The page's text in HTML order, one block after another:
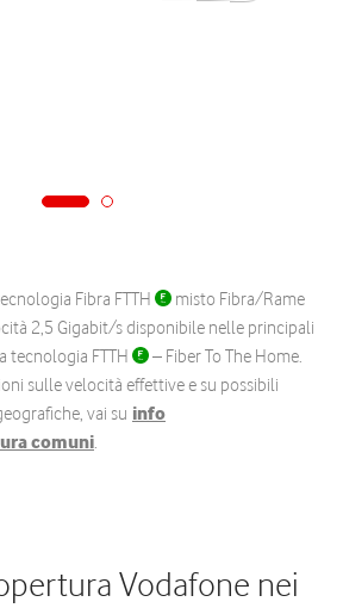
Fibra FTTH
misto Fibra/Rame
2,5 Gigabit/s disponibile nelle principali
tecnologia FTTH
– Fiber To The Home.
sulle velocità effettive e su possibili
vai su info
comuni.
Vodafone nei